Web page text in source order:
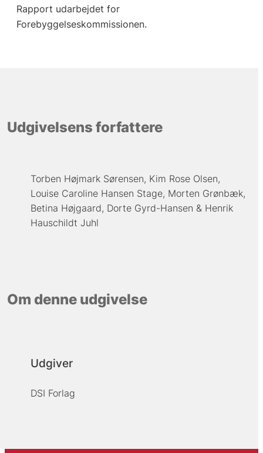
Rapport udarbejdet for
Forebyggelseskommissionen.
Udgivelsens forfattere
Torben Højmark Sørensen Kim Rose Olsen
Louise Caroline Hansen Stage Morten Grønbæk
Betina Højgaard Dorte Gyrd-Hansen
Henrik
Hauschildt Juhl
Om denne udgivelse
Udgiver
DSI Forlag